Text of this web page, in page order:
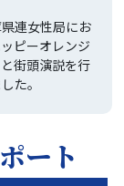
連女性局にお
ピーオレンジ
街頭演説を行
た。
ート